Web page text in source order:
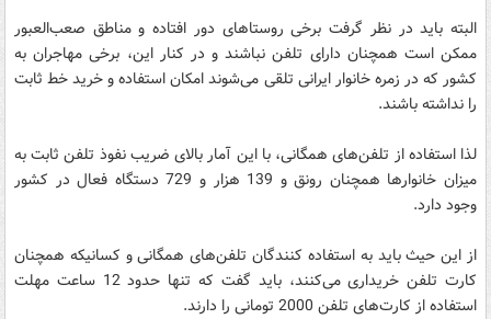
البته باید در نظر گرفت برخی روستاهای دور افتاده و مناطق صعب‌العبور
ممکن است همچنان دارای تلفن نباشند و در کنار این، برخی مهاجران به
کشور که در زمره خانوار ایرانی تلقی می‌شوند امکان استفاده و خرید خط ثابت
را نداشته باشند.
لذا استفاده از تلفن‌های همگانی، با این آمار بالای ضریب نفوذ تلفن ثابت به
میزان خانوارها همچنان رونق و 139 هزار و 729 دستگاه فعال در کشور
وجود دارد.
از این حیث باید به استفاده کنندگان تلفن‌های همگانی و کسانیکه همچنان
کارت تلفن خریداری می‌کنند، باید گفت که تنها حدود 12 ساعت مهلت
استفاده از کارت‌های تلفن 2000 تومانی را دارند.